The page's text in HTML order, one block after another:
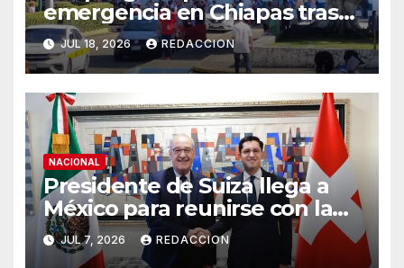
emergencia en Chiapas tras
sismos de magnitud 7.4 y 5.8
JUL 18, 2026 REDACCION
NACIONAL
Presidente de Suiza llega a
México para reunirse con la
presidenta Claudia
Sheinbaum
JUL 7, 2026 REDACCION